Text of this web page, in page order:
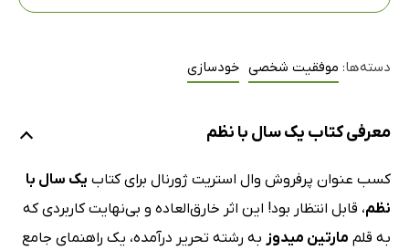
دسته‌ها: موفقیت شخصی خودسازی
معرفی کتاب یک سال با نظم
کسب عنوان پرفروش وال استریت ژورنال برای کتاب یک سال با
نظم، قابل انتظار بود! این اثر خارق‌العاده و بی‌نهایت کاربردی که
به قلم مارتین میدوز به رشته تحریر درآمده، یک راهنمای جامع